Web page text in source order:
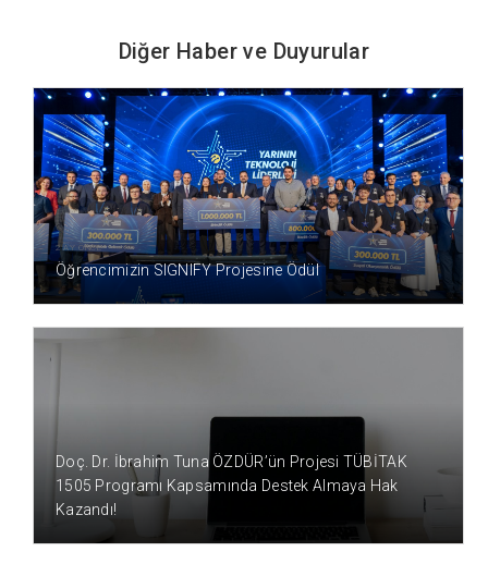
Diğer Haber ve Duyurular
2 AY ÖNCE
Öğrencimizin SIGNIFY Projesine Ödül
Doç. Dr. İbrahim Tuna ÖZDÜR’ün Projesi TÜBİTAK
1505 Programı Kapsamında Destek Almaya Hak
Kazandı!